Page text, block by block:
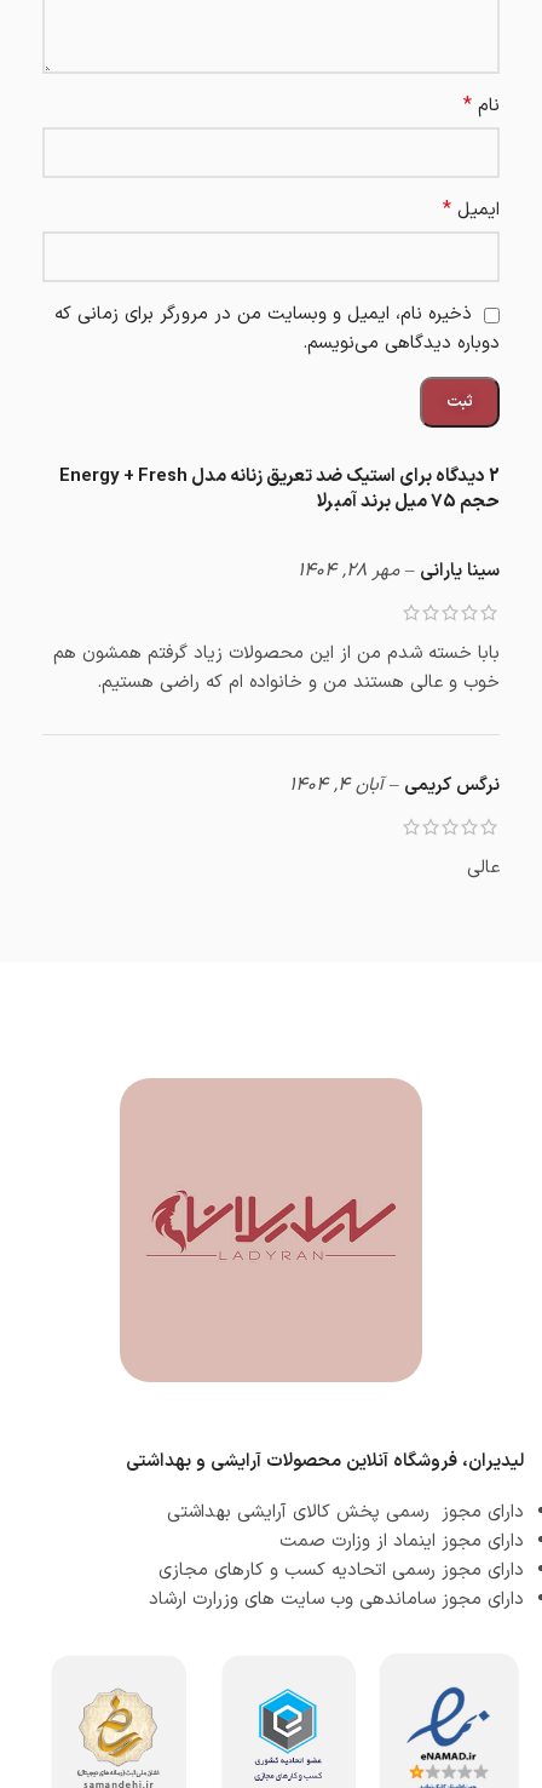
2 دیدگاه برای
استیک ضد تعریق زنانه مدل Energy + Fresh
حجم 75 میل برند آمبرلا
سینا یارانی – مهر 28, 1404
بابا خسته شدم من از این محصولات زیاد گرفتم همشون هم
خوب و عالی هستند من و خانواده ام که راضی هستیم.
نرگس کریمی – آبان 4, 1404
عالی
نام *
ایمیل *
ذخیره نام، ایمیل و وبسایت من در مرورگر برای زمانی که
دوباره دیدگاهی می‌نویسم.
لیدیران، فروشگاه آنلاین محصولات آرایشی و بهداشتی
دارای مجوز رسمی پخش کالای آرایشی بهداشتی
دارای مجوز اینماد از وزارت صمت
دارای مجوز رسمی اتحادیه کسب و کارهای مجازی
دارای مجوز ساماندهی وب سایت های وزرارت ارشاد